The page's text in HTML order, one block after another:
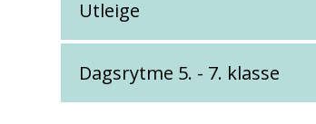
Utleige
Dagsrytme 5. - 7. klasse